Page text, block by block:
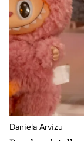
Daniela Arvizu